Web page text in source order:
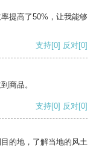
提高了50%，让我能够
支持[0] 反对[0]
商品。
支持[0] 反对[0]
的地，了解当地的风土